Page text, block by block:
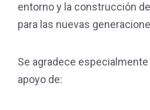
entorno y la construcción
para las nuevas
Se agradece
apoyo de: